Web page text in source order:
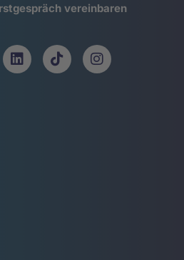
vereinbaren